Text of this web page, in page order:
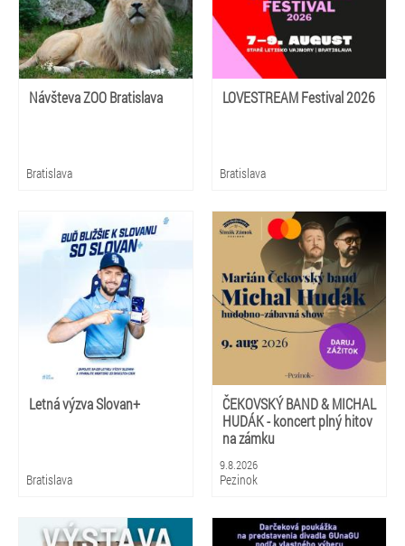
Návšteva ZOO Bratislava
Bratislava
LOVESTREAM Festival 2026
Bratislava
Letná výzva Slovan+
Bratislava
ČEKOVSKÝ BAND & MICHAL
HUDÁK - koncert plný hitov
na zámku
9.8.2026
Pezinok